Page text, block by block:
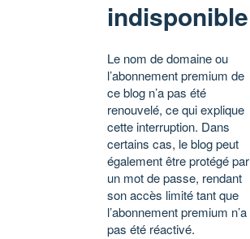
indisponible
Le nom de domaine ou
l’abonnement premium de
ce blog n’a pas été
renouvelé, ce qui explique
cette interruption. Dans
certains cas, le blog peut
également être protégé par
un mot de passe, rendant
son accès limité tant que
l’abonnement premium n’a
pas été réactivé.